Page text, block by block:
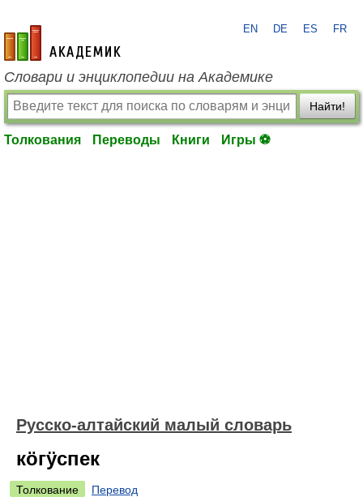
academic.ru
EN DE ES FR
Словари и энциклопедии на Академике
Найти!
Толкования Переводы Книги Игры ⚽
Русско-алтайский малый словарь
кӧгӱспек
Толкование
Перевод